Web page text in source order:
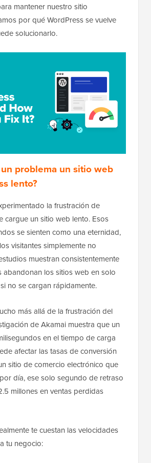
mantener nuestro sitio
por qué WordPress se vuelve
solucionarlo.
problema un sitio web
lento?
la frustración de
cargue un sitio web lento. Esos
se sienten como una eternidad,
visitantes simplemente no
muestran consistentemente
abandonan los sitios web en solo
no se cargan rápidamente.
más allá de la frustración del
de Akamai muestra que un
en el tiempo de carga
afectar las tasas de conversión
sitio de comercio electrónico que
día, ese solo segundo de retraso
millones en ventas perdidas
te cuestan las velocidades
tu negocio: